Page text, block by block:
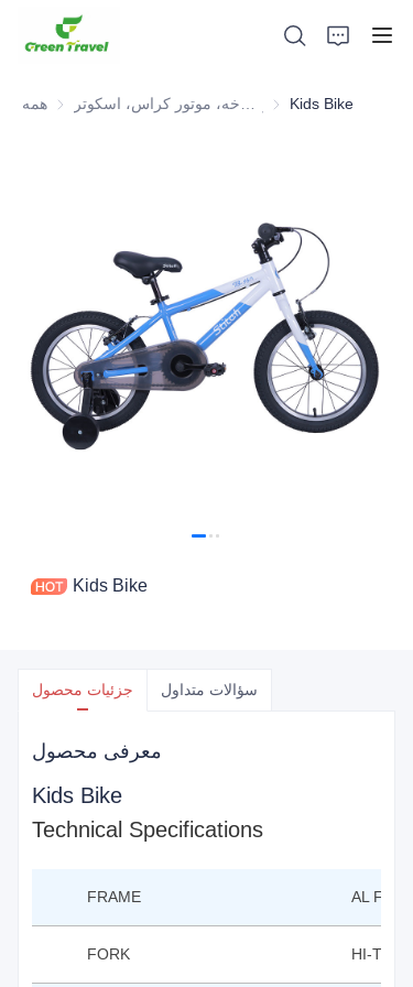
همه Kids Bike
Kids Bike
جزئیات محصول سؤالات متداول
معرفی محصول
Kids Bike
Technical Specifications
FRAME AL
FORK HI-TEN
اخبار و موارد همکاری
مبانی و فرآیند تولید